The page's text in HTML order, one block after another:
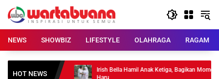
content
NEWS
SHOWBIZ LIFESTYLE OLAHRAGA RAGAM
HOT NEWS
Madrid,
Irish Bella Hamil Anak Ketiga, Bagikan Momen
Haru